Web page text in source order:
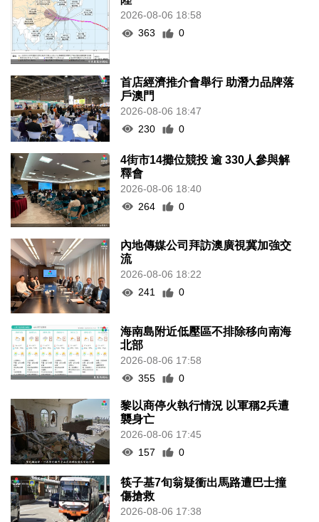
2026-08-06 18:58
363
0
首店經濟推介會舉行 助潛力品牌落
戶澳門
2026-08-06 18:47
230
0
4街市14攤位競投 逾 330人參與解
釋會
2026-08-06 18:40
264
0
內地傳媒公司拜訪澳廣視冀加強交
流
2026-08-06 18:22
241
0
海南島附近低壓區不排除移向南海
北部
2026-08-06 17:58
355
0
黎以商停火執行情況 以軍稱2兵遭
襲身亡
2026-08-06 17:45
157
0
筷子基7旬翁疑衝出馬路遭巴士撞
傷搶救
2026-08-06 17:38